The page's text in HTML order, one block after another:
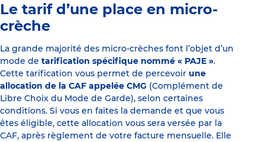
Le tarif d’une place en micro-
crèche
La grande majorité des micro-crèches font l’objet d’un
mode de tarification spécifique nommé « PAJE ».
Cette tarification vous permet de percevoir une
allocation de la CAF appelée CMG (Complément de
Libre Choix du Mode de Garde), selon certaines
conditions. Si vous en faites la demande et que vous
êtes éligible, cette allocation vous sera versée par la
CAF, après règlement de votre facture mensuelle. Elle